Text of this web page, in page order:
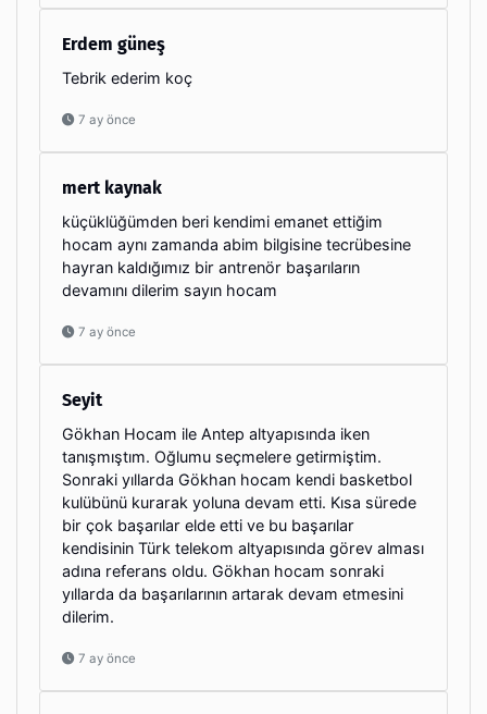
Erdem güneş
Tebrik ederim koç
7 ay önce
mert kaynak
küçüklüğümden beri kendimi emanet ettiğim
hocam aynı zamanda abim bilgisine tecrübesine
hayran kaldığımız bir antrenör başarıların
devamını dilerim sayın hocam
7 ay önce
Seyit
Gökhan Hocam ile Antep altyapısında iken
tanışmıştım. Oğlumu seçmelere getirmiştim.
Sonraki yıllarda Gökhan hocam kendi basketbol
kulübünü kurarak yoluna devam etti. Kısa sürede
bir çok başarılar elde etti ve bu başarılar
kendisinin Türk telekom altyapısında görev alması
adına referans oldu. Gökhan hocam sonraki
yıllarda da başarılarının artarak devam etmesini
dilerim.
7 ay önce